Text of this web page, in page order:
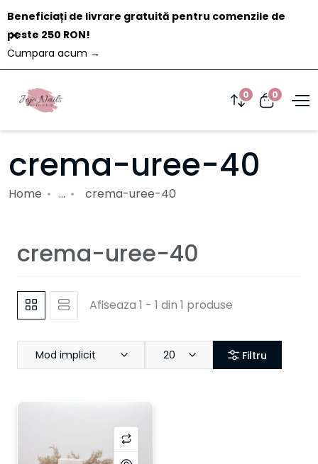
Beneficiați de livrare gratuită pentru comenzile de
peste 250 RON!
Cumpara acum →
Închide
0 0
crema-uree-40
Home ... crema-uree-40
crema-uree-40
Afiseaza 1 - 1 din 1 produse
Mod implicit 20 Filtru